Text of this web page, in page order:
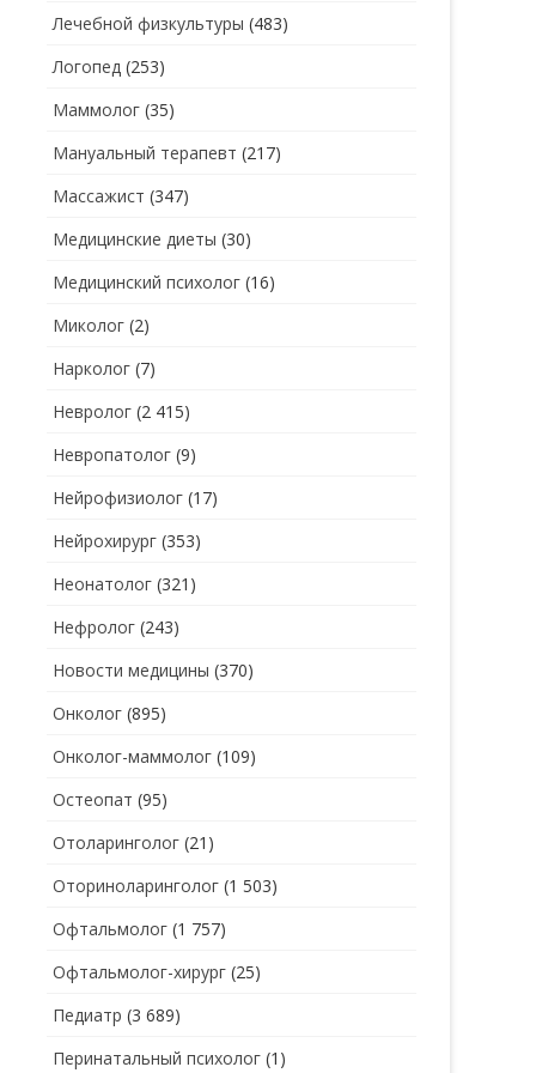
Лечебной физкультуры (483)
Логопед (253)
Маммолог (35)
Мануальный терапевт (217)
Массажист (347)
Медицинские диеты (30)
Медицинский психолог (16)
Миколог (2)
Нарколог (7)
Невролог (2 415)
Невропатолог (9)
Нейрофизиолог (17)
Нейрохирург (353)
Неонатолог (321)
Нефролог (243)
Новости медицины (370)
Онколог (895)
Онколог-маммолог (109)
Остеопат (95)
Отоларинголог (21)
Оториноларинголог (1 503)
Офтальмолог (1 757)
Офтальмолог-хирург (25)
Педиатр (3 689)
Перинатальный психолог (1)